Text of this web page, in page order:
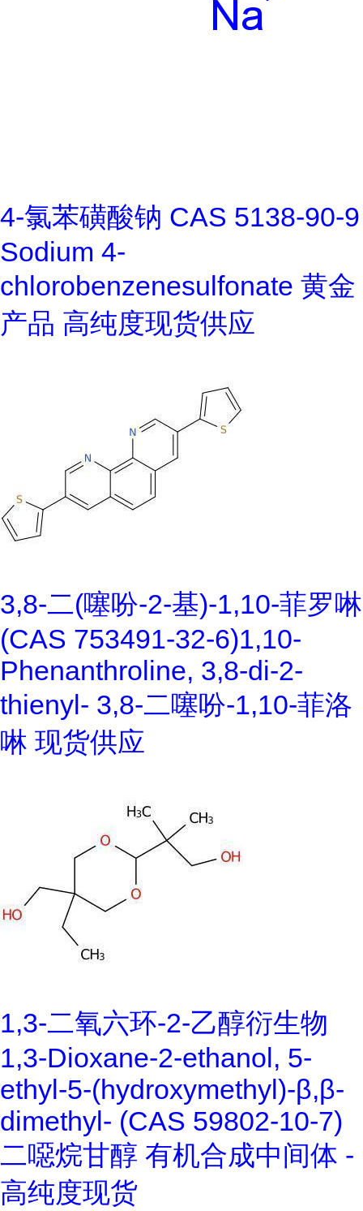
4-氯苯磺酸钠 CAS 5138-90-9
Sodium 4-
chlorobenzenesulfonate 黄金
产品 高纯度现货供应
3,8-二(噻吩-2-基)-1,10-菲罗啉
(CAS 753491-32-6)1,10-
Phenanthroline, 3,8-di-2-
thienyl- 3,8-二噻吩-1,10-菲洛
啉 现货供应
1,3-二氧六环-2-乙醇衍生物
1,3-Dioxane-2-ethanol, 5-
ethyl-5-(hydroxymethyl)-β,β-
dimethyl- (CAS 59802-10-7)
二噁烷甘醇 有机合成中间体 -
高纯度现货